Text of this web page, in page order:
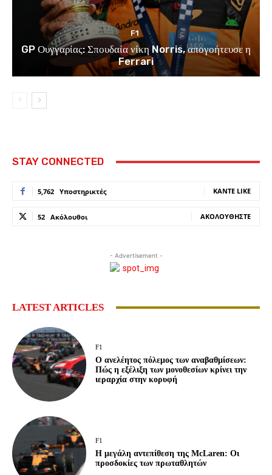
F1
GP Ουγγαρίας: Σπουδαία νίκη Norris, απογοήτευσε η
Ferrari
STAY CONNECTED
5,762 Υποστηρικτές ΚΆΝΤΕ LIKE
52 Ακόλουθοι ΑΚΟΛΟΥΘΉΣΤΕ
- Advertisement -
LATEST ARTICLES
F1
Ο ανελέητος πόλεμος των αναβαθμίσεων:
Πώς η εξέλιξη των μονοθεσίων κρίνει την
ιεραρχία στην κορυφή
F1
Η μεγάλη αντεπίθεση της McLaren: Οι
προσδοκίες των πρωταθλητών